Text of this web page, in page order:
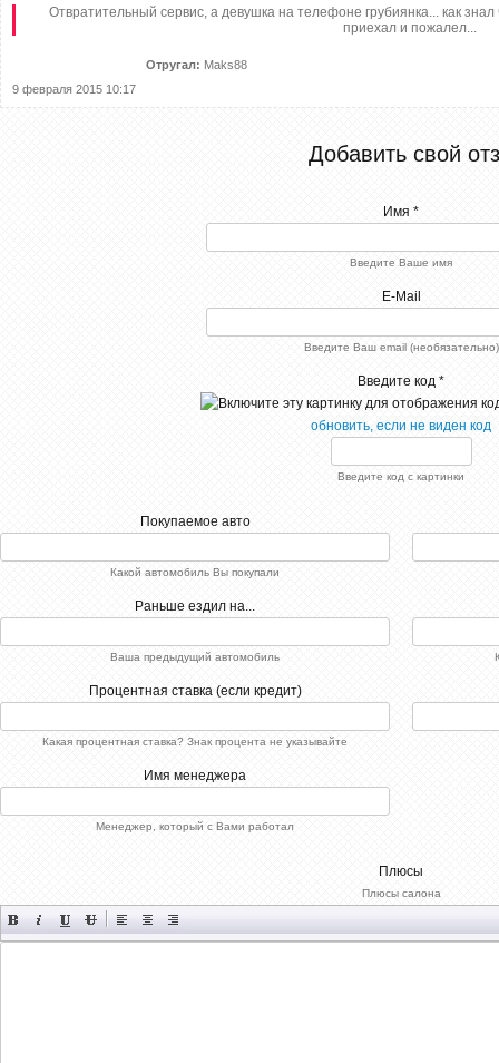
Отвратительный сервис, а девушка на телефоне грубиянка... как знал
приехал и пожалел...
Отругал: Maks88
9 февраля 2015 10:17
Добавить свой
Имя *
Введите Ваше имя
E-Mail
Введите Ваш email (необязательно)
Введите код *
обновить, если не виден код
Введите код с картинки
Покупаемое авто
Какой автомобиль Вы покупали
Раньше ездил на...
Ваша предыдущий автомобиль
Процентная ставка (если кредит)
Какая процентная ставка? Знак процента не указывайте
Имя менеджера
Менеджер, который с Вами работал
Плюсы
Плюсы салона